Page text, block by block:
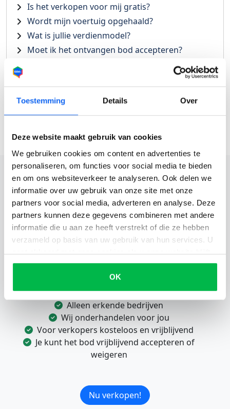
Toestemming Details Over
Deze website maakt gebruik van cookies
We gebruiken cookies om content en advertenties te
personaliseren, om functies voor social media te bieden
en om ons websiteverkeer te analyseren. Ook delen we
informatie over uw gebruik van onze site met onze
partners voor social media, adverteren en analyse. Deze
partners kunnen deze gegevens combineren met andere
informatie die u aan ze heeft verstrekt of die ze hebben
verzameld op basis van uw gebruik van hun services. U
gaat akkoord met onze cookies als u onze website blijft
gebruiken.
OK
Is het verkopen voor mij gratis?
Wordt mijn voertuig opgehaald?
Wat is jullie verdienmodel?
Moet ik het ontvangen bod accepteren?
Eenvoudig en snel je voertuig
verkopen?
Wil je zonder gedoe je auto verkopen? Kies voor OSW
en profiteer van:
Binnen 24 uur een bod
Gratis ophalen, betaling en vrijwaring
Alleen erkende bedrijven
Wij onderhandelen voor jou
Voor verkopers kosteloos en vrijblijvend
Je kunt het bod vrijblijvend accepteren of
weigeren
Nu verkopen!